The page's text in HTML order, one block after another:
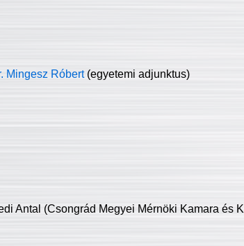
Mingesz Róbert (egyetemi adjunktus)
Antal (Csongrád Megyei Mérnöki Kamara és